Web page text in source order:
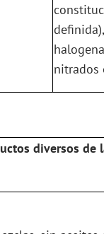
nitrados
diversos de